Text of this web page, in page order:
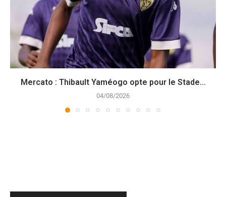
Mercato : Thibault Yaméogo opte pour le Stade...
04/08/2026